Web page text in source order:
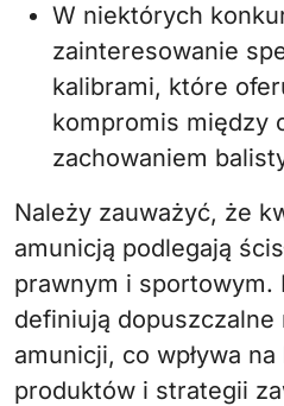
W niektórych
zainteresowanie
kalibrami, które
kompromis między
zachowaniem
Należy zauważyć, że
amunicją podlegają
prawnym i sportowym.
definiują
amunicji, co wpływa
produktów i strategii